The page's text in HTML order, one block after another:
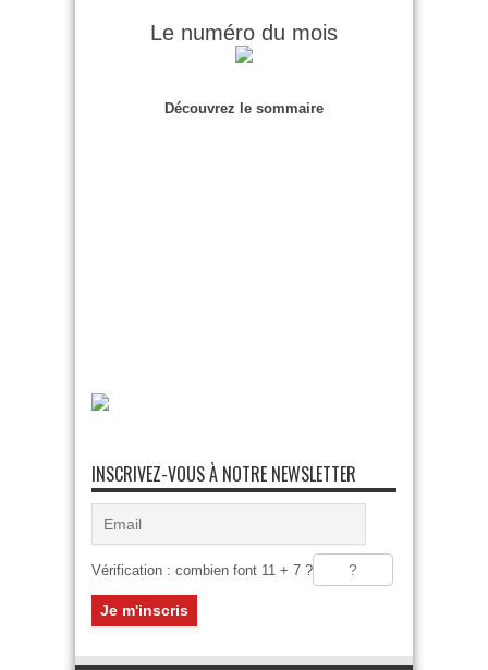
Le numéro du mois
Découvrez le sommaire
INSCRIVEZ-VOUS À NOTRE NEWSLETTER
Vérification : combien font 11 + 7 ?